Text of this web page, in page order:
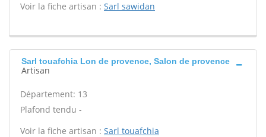
Voir la fiche artisan : Sarl sawidan
Sarl touafchia Lon de provence, Salon de provence
Artisan
Département: 13
Plafond tendu -
Voir la fiche artisan : Sarl touafchia